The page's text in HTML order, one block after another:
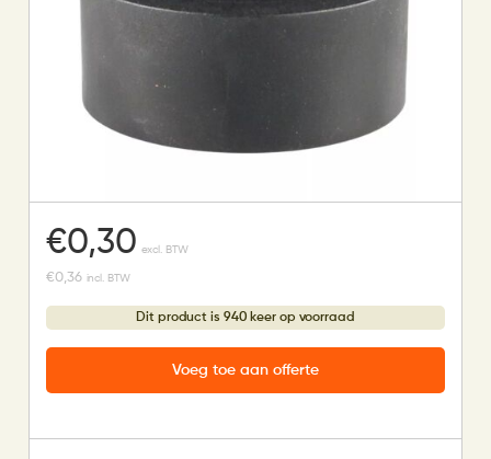
€0,30 excl. BTW
€0,36 incl. BTW
Dit product is 940 keer op voorraad
Voeg toe aan offerte